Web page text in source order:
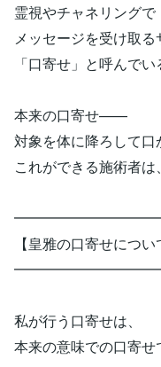
霊視やチャネリングで
メッセージを受け取る
「口寄せ」と呼んで
本来の口寄せ——
対象を体に降ろして
これができる施術者は
【皇雅の口寄せについ
私が行う口寄せは、
本来の意味での口寄せ